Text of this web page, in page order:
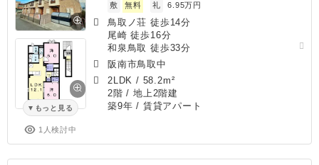
もっと見る
1人検討中
敷 無料 礼 6.95万円
鳥取ノ荘 徒歩14分
尾崎 徒歩16分
和泉鳥取 徒歩33分
阪南市鳥取中
2LDK / 58.2m²
2階 / 地上2階建
築9年 / 賃貸アパート